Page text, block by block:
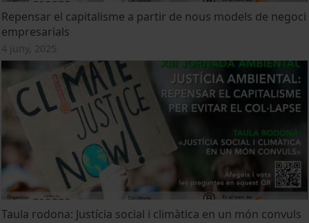
Repensar el capitalisme a partir de nous models de negoci
empresarials
4 juny, 2025
Taula rodona: Justícia social i climàtica en un món convuls